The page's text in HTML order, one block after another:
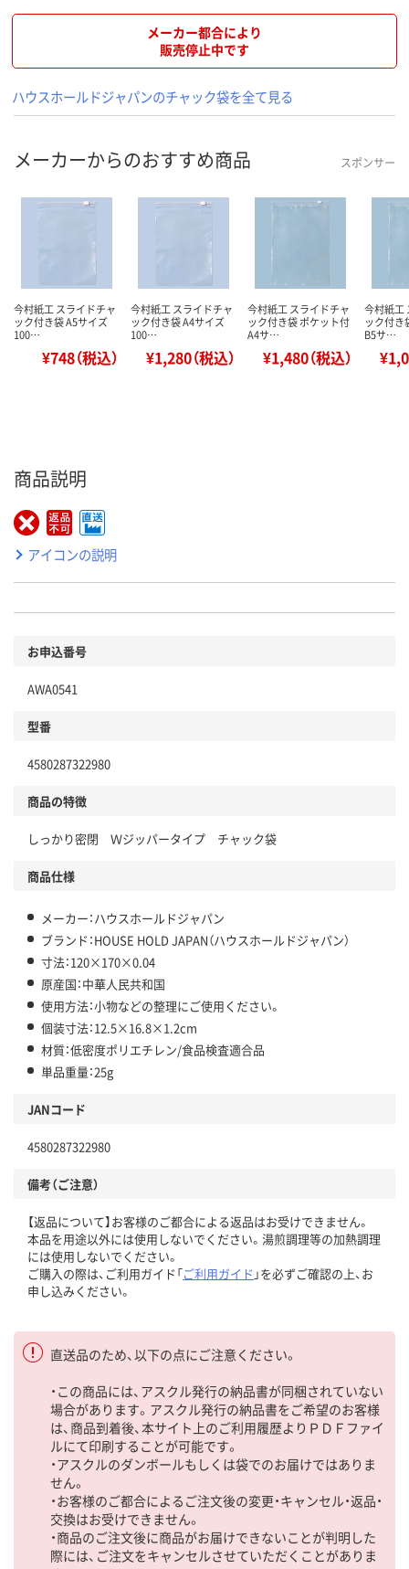
メーカー都合により
販売停止中です
ハウスホールドジャパンのチャック袋を全て見る
メーカーからのおすすめ商品 スポンサー
今村紙工 スライドチャ
ック付き袋 A5サイズ
100…
¥748（税込）
今村紙工 スライドチャ
ック付き袋 A4サイズ
100…
¥1,280（税込）
今村紙工 スライドチャ
ック付き袋 ポケット付
A4サ…
¥1,480（税込）
今村紙工
ック付き
B5サ…
商品説明
アイコンの説明
お申込番号
AWA0541
型番
4580287322980
商品の特徴
しっかり密閉 Ｗジッパータイプ チャック袋
商品仕様
メーカー：ハウスホールドジャパン
ブランド：HOUSE HOLD JAPAN（ハウスホールドジャパン）
寸法：120×170×0.04
原産国：中華人民共和国
使用方法：小物などの整理にご使用ください。
個装寸法：12.5×16.8×1.2cm
材質：低密度ポリエチレン/食品検査適合品
単品重量：25g
JANコード
4580287322980
備考（ご注意）
【返品について】お客様のご都合による返品はお受けできません。
本品を用途以外には使用しないでください。湯煎調理等の加熱調理
には使用しないでください。
ご購入の際は、ご利用ガイド「ご利用ガイド 」を必ずご確認の上、お
申し込みください。
直送品のため、以下の点にご注意ください。
・この商品には、アスクル発行の納品書が同梱されていない
場合があります。アスクル発行の納品書をご希望のお客様
は、商品到着後、本サイト上のご利用履歴よりＰＤＦファイ
ルにて印刷することが可能です。
・アスクルのダンボールもしくは袋でのお届けではありま
せん。
・お客様のご都合によるご注文後の変更・キャンセル・返品・
交換はお受けできません。
・商品のご注文後に商品がお届けできないことが判明した
際には、ご注文をキャンセルさせていただくことがありま